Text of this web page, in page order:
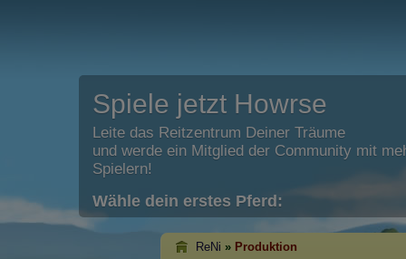
Spiele jetzt Howrse
Leite das Reitzentrum Deiner Träume
und werde ein Mitglied der Community mit
Spielern!
Wähle dein erstes Pferd:
ReNi » Produktion